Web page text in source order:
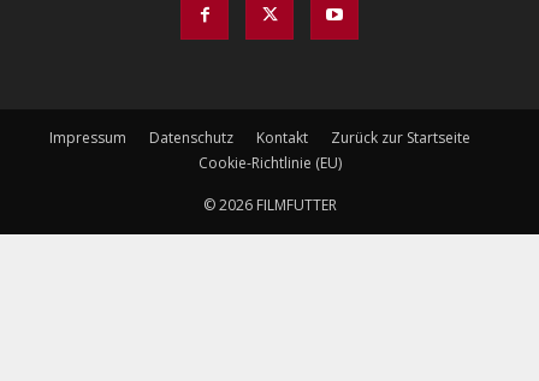
Impressum Datenschutz Kontakt
Zurück zur Startseite
Cookie-Richtlinie (EU)
© 2026 FILMFUTTER